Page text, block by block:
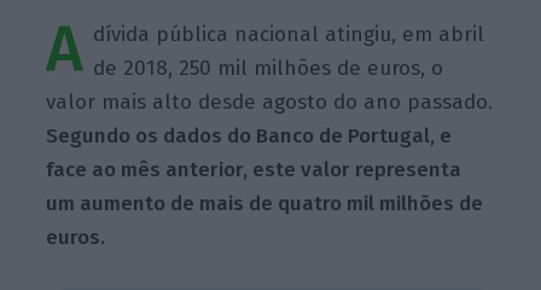
A dívida pública nacional atingiu, em abril
de 2018, 250 mil milhões de euros, o
valor mais alto desde agosto do ano passado.
Segundo os dados do Banco de Portugal, e
face ao mês anterior, este valor representa
um aumento de mais de quatro mil milhões de
euros.